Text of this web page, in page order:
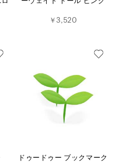
￥3,520
ドゥードゥー ブックマーク